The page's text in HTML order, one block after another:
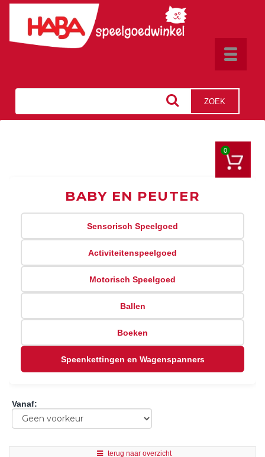
Toggle
ZOEK
0
BABY EN PEUTER
Sensorisch Speelgoed
Activiteitenspeelgoed
Motorisch Speelgoed
Ballen
Boeken
Speenkettingen en Wagenspanners
Vanaf:
terug naar overzicht